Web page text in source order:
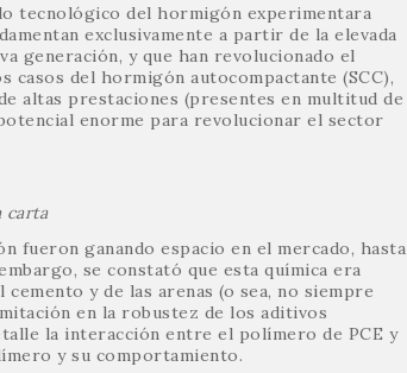
tecnológico del hormigón experimentara
exclusivamente a partir de la elevada
generación, y que han revolucionado el
del hormigón autocompactante (SCC),
altas prestaciones (presentes en multitud de
enorme para revolucionar el sector
carta
fueron ganando espacio en el mercado, hasta
se constató que esta química era
y de las arenas (o sea, no siempre
en la robustez de los aditivos
la interacción entre el polímero de PCE y
y su comportamiento.